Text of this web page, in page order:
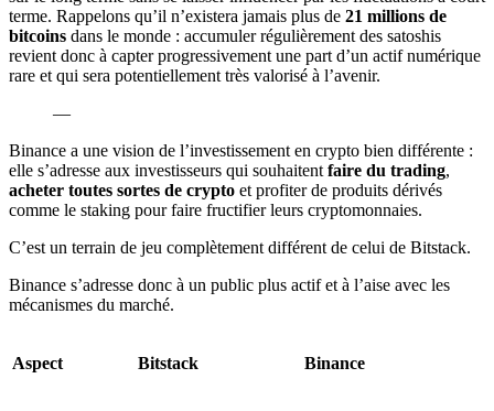
terme. Rappelons qu’il n’existera jamais plus de 21 millions de
bitcoins dans le monde : accumuler régulièrement des satoshis
revient donc à capter progressivement une part d’un actif numérique
rare et qui sera potentiellement très valorisé à l’avenir.
—
Binance a une vision de l’investissement en crypto bien différente :
elle s’adresse aux investisseurs qui souhaitent faire du trading,
acheter toutes sortes de crypto et profiter de produits dérivés
comme le staking pour faire fructifier leurs cryptomonnaies.
C’est un terrain de jeu complètement différent de celui de Bitstack.
Binance s’adresse donc à un public plus actif et à l’aise avec les
mécanismes du marché.
Aspect Bitstack Binance